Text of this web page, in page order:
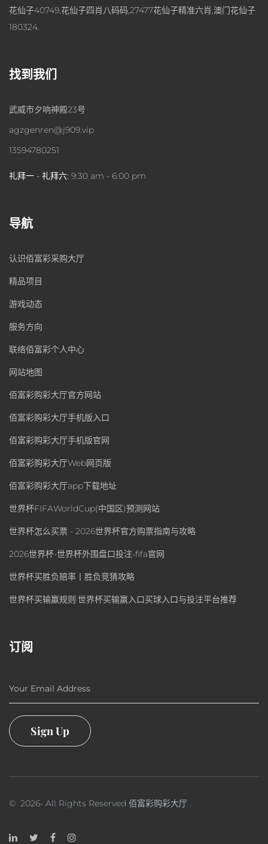
花仙子40749,花仙子四肖八码码,27477花仙子精准六肖,澳门花仙子
180324.
找到我们
武威市夕响神殿23号
agzgenren@j909.vip
13594780251
礼拜一 - 礼拜六: 9:30 am - 6:00 pm
导航
认识佰富彩采购大厅
精品项目
游戏动态
服务方向
联络佰富彩个人中心
网站地图
佰富彩购彩大厅官方网站
佰富彩购彩大厅手机版入口
佰富彩购彩大厅手机版官网
佰富彩购彩大厅Web网页版
佰富彩购彩大厅app下载地址
世界杯FIFAWorldCup(中国区)预测网站
世界杯怎么买票 - 2026世界杯官方购票指南与攻略
2026世界杯-世界杯外围盘口投注-fifa官网
世界杯买胜负赔率丨胜负竞猜攻略
世界杯买输赢规则·世界杯买输赢入口买球入口与投注平台推荐
订阅
Your Email Address
Sign Up
© 2026- All Rights Reserved 佰富彩购彩大厅 .